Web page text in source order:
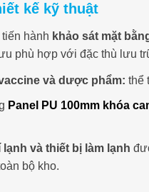
kế kỹ thuật
hành khảo sát mặt
phù hợp với đặc thù lưu
và dược phẩm: thể
Panel PU 100mm khóa
và thiết bị làm lạnh
bộ kho.